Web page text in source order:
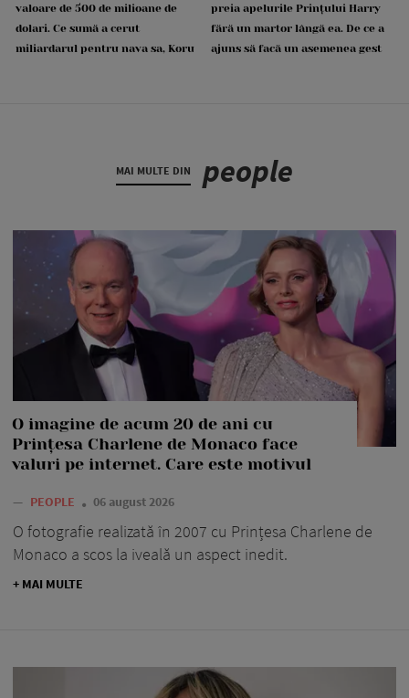
valoare de 500 de milioane de
dolari. Ce sumă a cerut
miliardarul pentru nava sa, Koru
preia apelurile Prințului Harry
fără un martor lângă ea. De ce a
ajuns să facă un asemenea gest
MAI MULTE DIN people
O imagine de acum 20 de ani cu
Prințesa Charlene de Monaco face
valuri pe internet. Care este motivul
— PEOPLE 06 august 2026
O fotografie realizată în 2007 cu Prințesa Charlene de
Monaco a scos la iveală un aspect inedit.
+ MAI MULTE